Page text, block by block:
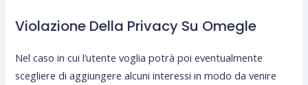
Violazione Della Privacy Su Omegle
Nel caso in cui l’utente voglia potrà poi eventualmente
scegliere di aggiungere alcuni interessi in modo da venire